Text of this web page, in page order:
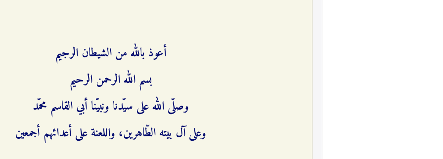
أعوذ بالله من الشيطان الرجيم‌
بسم الله الرحمن الرحيم‌
وصلّى الله على سيّدنا ونبيّنا أبي القاسم محمّد
وعلى آل بيته الطّاهرين، واللعنة على أعدائهم أجمعين‌